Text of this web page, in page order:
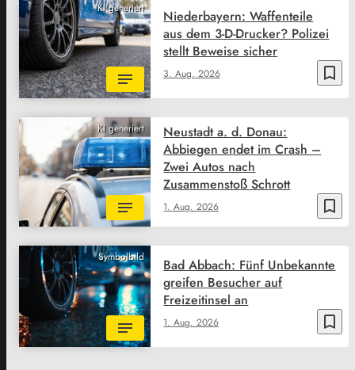
KI generiert
bookmark_border
3. Aug. 2026
Niederbayern: Waffenteile
aus dem 3-D-Drucker? Polizei
stellt Beweise sicher
KI generiert
bookmark_border
1. Aug. 2026
Neustadt a. d. Donau:
Abbiegen endet im Crash –
Zwei Autos nach
Zusammenstoß Schrott
Symbolbild
bookmark_border
1. Aug. 2026
Bad Abbach: Fünf Unbekannte
greifen Besucher auf
Freizeitinsel an